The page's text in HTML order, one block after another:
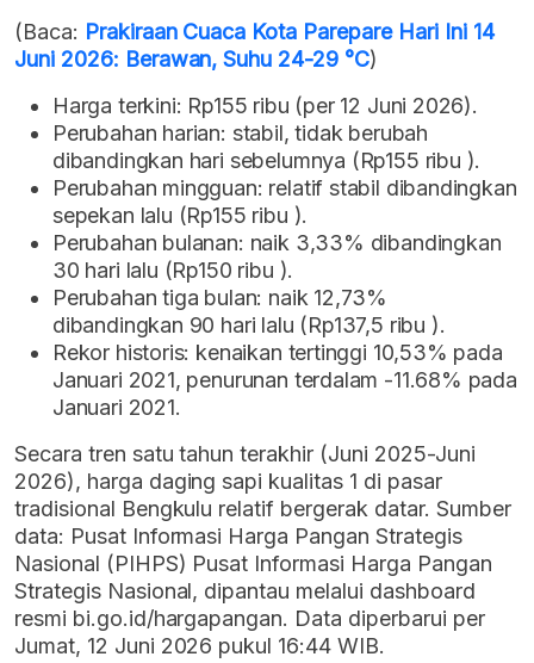
(Baca: Prakiraan Cuaca Kota Parepare Hari Ini 14
Juni 2026: Berawan, Suhu 24-29 °C)
Harga terkini: Rp155 ribu (per 12 Juni 2026).
Perubahan harian: stabil, tidak berubah
dibandingkan hari sebelumnya (Rp155 ribu ).
Perubahan mingguan: relatif stabil dibandingkan
sepekan lalu (Rp155 ribu ).
Perubahan bulanan: naik 3,33% dibandingkan
30 hari lalu (Rp150 ribu ).
Perubahan tiga bulan: naik 12,73%
dibandingkan 90 hari lalu (Rp137,5 ribu ).
Rekor historis: kenaikan tertinggi 10,53% pada
Januari 2021, penurunan terdalam -11.68% pada
Januari 2021.
Secara tren satu tahun terakhir (Juni 2025-Juni
2026), harga daging sapi kualitas 1 di pasar
tradisional Bengkulu relatif bergerak datar. Sumber
data: Pusat Informasi Harga Pangan Strategis
Nasional (PIHPS) Pusat Informasi Harga Pangan
Strategis Nasional, dipantau melalui dashboard
resmi bi.go.id/hargapangan. Data diperbarui per
Jumat, 12 Juni 2026 pukul 16:44 WIB.